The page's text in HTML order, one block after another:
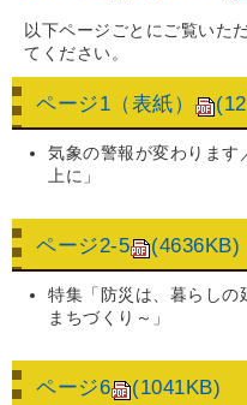
以下ページごとにご覧いた
てください。
ページ1（表紙）
気象の警報が変わります
上に」
ページ2-5 (4636KB)
特集「防災は、暮らしの
まちづくり～」
ページ6 (1041KB)